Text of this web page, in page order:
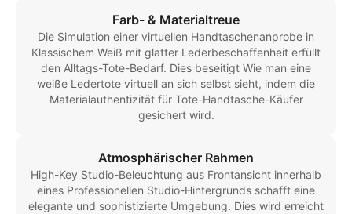
Farb- & Materialtreue
Die Simulation einer virtuellen Handtaschenanprobe in
Klassischem Weiß mit glatter Lederbeschaffenheit erfüllt
den Alltags-Tote-Bedarf. Dies beseitigt Wie man eine
weiße Ledertote virtuell an sich selbst sieht, indem die
Materialauthentizität für Tote-Handtasche-Käufer
gesichert wird.
Atmosphärischer Rahmen
High-Key Studio-Beleuchtung aus Frontansicht innerhalb
eines Professionellen Studio-Hintergrunds schafft eine
elegante und sophistizierte Umgebung. Dies wird erreicht